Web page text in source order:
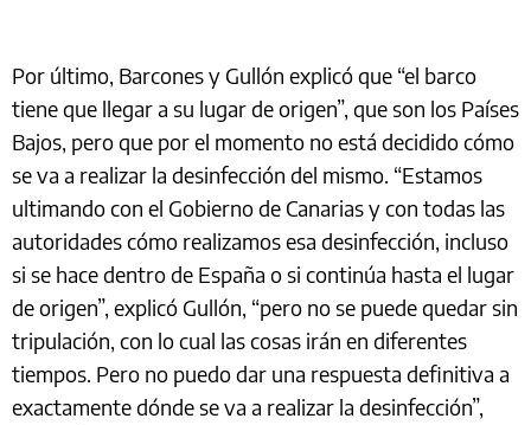
Por último, Barcones y Gullón explicó que “el barco
tiene que llegar a su lugar de origen”, que son los Países
Bajos, pero que por el momento no está decidido cómo
se va a realizar la desinfección del mismo. “Estamos
ultimando con el Gobierno de Canarias y con todas las
autoridades cómo realizamos esa desinfección, incluso
si se hace dentro de España o si continúa hasta el lugar
de origen”, explicó Gullón, “pero no se puede quedar sin
tripulación, con lo cual las cosas irán en diferentes
tiempos. Pero no puedo dar una respuesta definitiva a
exactamente dónde se va a realizar la desinfección”,